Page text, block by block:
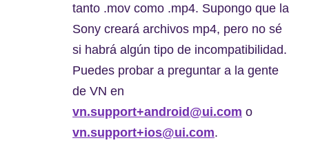
tanto .mov como .mp4. Supongo que la
Sony creará archivos mp4, pero no sé
si habrá algún tipo de incompatibilidad.
Puedes probar a preguntar a la gente
de VN en
vn.support+android@ui.com o
vn.support+ios@ui.com.